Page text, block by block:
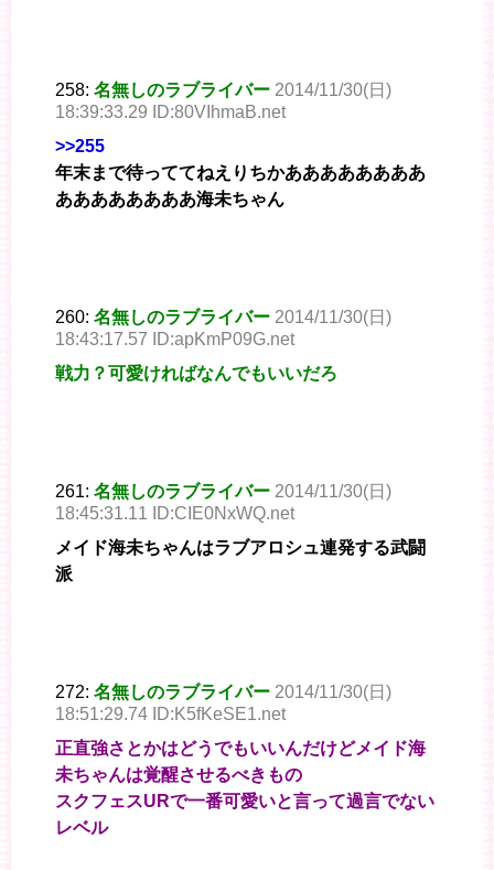
258: 名無しのラブライバー 2014/11/30(日)
18:39:33.29 ID:80VIhmaB.net
>>255
年末まで待っててねえりちかああああああああ
ああああああああ海未ちゃん
260: 名無しのラブライバー 2014/11/30(日)
18:43:17.57 ID:apKmP09G.net
戦力？可愛ければなんでもいいだろ
261: 名無しのラブライバー 2014/11/30(日)
18:45:31.11 ID:CIE0NxWQ.net
メイド海未ちゃんはラブアロシュ連発する武闘
派
272: 名無しのラブライバー 2014/11/30(日)
18:51:29.74 ID:K5fKeSE1.net
正直強さとかはどうでもいいんだけどメイド海
未ちゃんは覚醒させるべきもの
スクフェスURで一番可愛いと言って過言でない
レベル